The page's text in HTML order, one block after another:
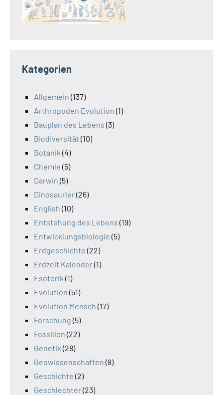
Kategorien
Allgemein (137)
Arthropoden Evolution (1)
Bauplan des Lebens (3)
Biodiversität (10)
Botanik (4)
Chemie (5)
Darwin (5)
Dinosaurier(26)
English (10)
Entstehung des Lebens (19)
Entwicklungsbiologie (5)
Erdgeschichte (22)
Erdzeit Kalender(1)
Esoterik (1)
Evolution (51)
Evolution Mensch (17)
Forschung (5)
Fossilien (22)
Genetik (28)
Geowissenschaften (8)
Geschichte (2)
Geschlechter(23)